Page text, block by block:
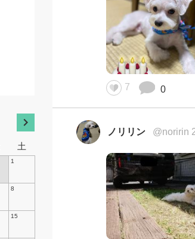
土
1
8
15
7 0
ノリリン @noririn